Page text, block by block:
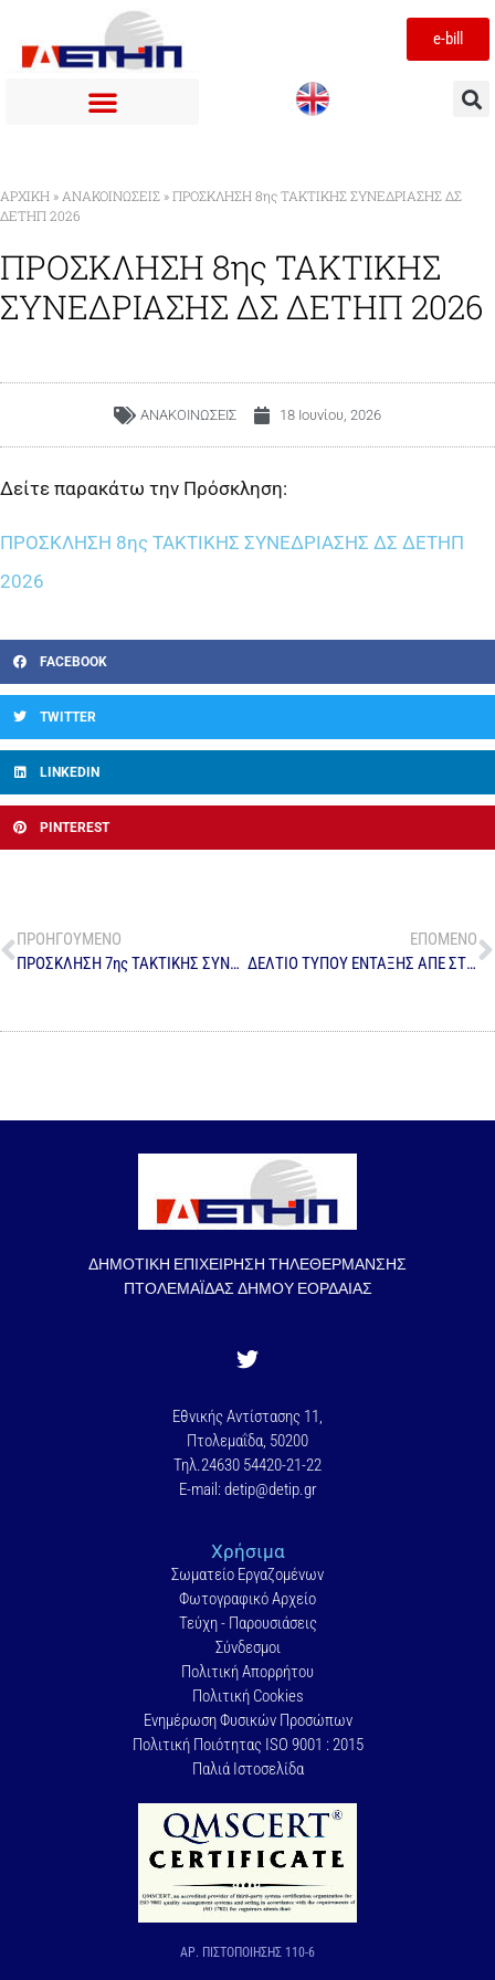
e-bill
ΑΡΧΙΚΉ » ΑΝΑΚΟΙΝΩΣΕΙΣ »ΠΡΟΣΚΛΗΣΗ 8ης ΤΑΚΤΙΚΗΣ ΣΥΝΕΔΡΙΑΣΗΣ ΔΣ
ΔΕΤΗΠ 2026
ΠΡΟΣΚΛΗΣΗ 8ης ΤΑΚΤΙΚΗΣ
ΣΥΝΕΔΡΙΑΣΗΣ ΔΣ ΔΕΤΗΠ 2026
ΑΝΑΚΟΙΝΩΣΕΙΣ 18 Ιουνίου, 2026
Δείτε παρακάτω την Πρόσκληση:
ΠΡΟΣΚΛΗΣΗ 8ης ΤΑΚΤΙΚΗΣ ΣΥΝΕΔΡΙΑΣΗΣ ΔΣ ΔΕΤΗΠ
2026
FACEBOOK
TWITTER
LINKEDIN
PINTEREST
ΠΡΟΗΓΟΥΜΕΝΟ
ΠΡΟΣΚΛΗΣΗ 7ης ΤΑΚΤΙΚΗΣ ΣΥΝΕΔΡΙΑΣΗΣ ΔΣ ΔΕΤΗΠ 2026
ΕΠΟΜΕΝΟ
ΔΕΛΤΙΟ ΤΥΠΟΥ ΕΝΤΑΞΗΣ ΑΠΕ ΣΤΗΝ ΤΗΛΕΘΕΡΜΑΝΣΗ ΠΤΟΛΕΜΑΪΔΑΣ
ΔΗΜΟΤΙΚΗ ΕΠΙΧΕΙΡΗΣΗ ΤΗΛΕΘΕΡΜΑΝΣΗΣ
ΠΤΟΛΕΜΑΪΔΑΣ ΔΗΜΟΥ ΕΟΡΔΑΙΑΣ
Εθνικής Αντίστασης 11,
Πτολεμαΐδα, 50200
Τηλ.24630 54420-21-22
E-mail: detip@detip.gr
Χρήσιμα
Σωματείο Εργαζομένων
Φωτογραφικό Αρχείο
Τεύχη - Παρουσιάσεις
Σύνδεσμοι
Πολιτική Απορρήτου
Πολιτική Cookies
Ενημέρωση Φυσικών Προσώπων
Πολιτική Ποιότητας ISO 9001 : 2015
Παλιά Ιστοσελίδα
ΑΡ. ΠΙΣΤΟΠΟΙΗΣΗΣ 110-6